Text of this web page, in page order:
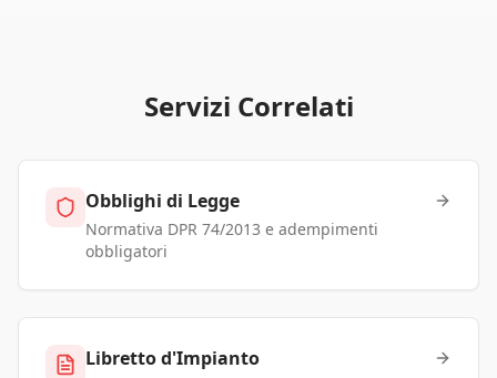
Servizi Correlati
Obblighi di Legge
Normativa DPR 74/2013 e adempimenti
obbligatori
Libretto d'Impianto